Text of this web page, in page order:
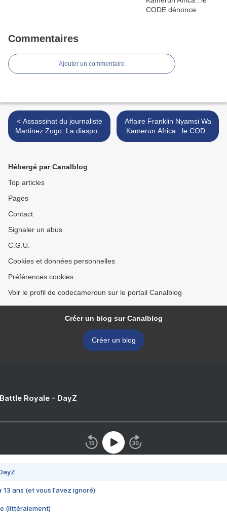
Commentaires
Ajouter un commentaire
< Assassinat du journaliste
Martinez Zogo: La diaspora
combattante appelle à la
Affaire Franklin Nyamsi Wa
Kamerun Africa : le CODE
dénonce l’attitude de la
Hébergé par Canalblog
Top articles
Pages
Contact
Signaler un abus
C.G.U.
Cookies et données personnelles
Préférences cookies
Voir le profil de codecameroun sur le portail Canalblog
Créer un blog sur Canalblog
Créer un blog
Royale - DayZ
13 ans (et vous l'avez ignoré)
(littéralement)